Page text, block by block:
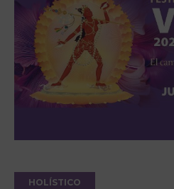
HOLÍSTICO